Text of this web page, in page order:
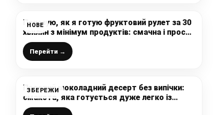
НОВЕ
Показую, як я готую фруктовий рулет за 30
хвилин з мінімум продуктів: смачна і проста
випічка до чаю на “швидку руку”
Перейти →
ЗБЕРЕЖИ
Простий шоколадний десерт без випічки:
смакота, яка готується дуже легко із
вафель (без сметани і вершків)